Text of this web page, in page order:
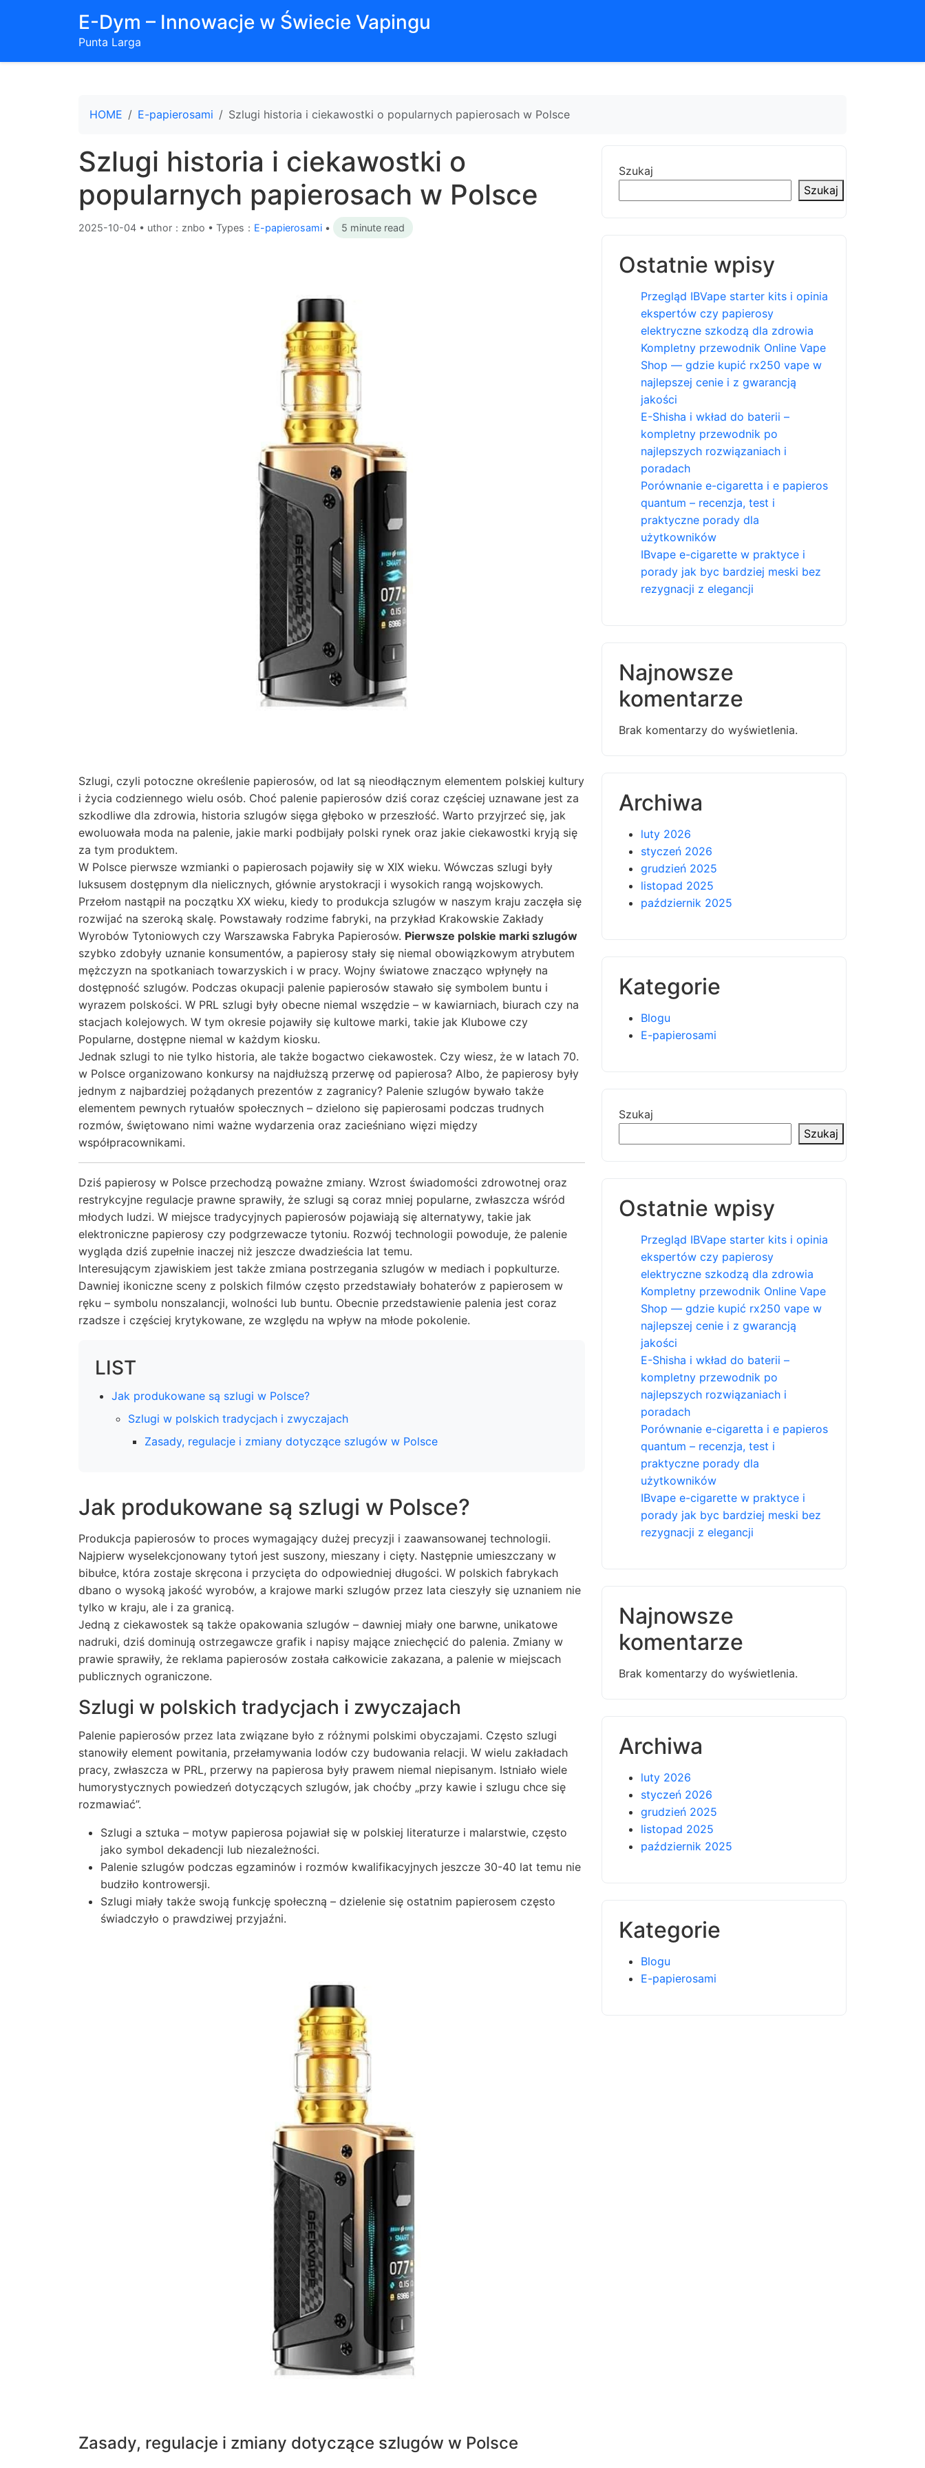
E-Dym – Innowacje w Świecie Vapingu
Punta Larga
HOME E-papierosami Szlugi historia i ciekawostki o popularnych papierosach w Polsce
Szlugi historia i ciekawostki o
popularnych papierosach w Polsce
2025-10-04 • uthor：znbo • Types： E-papierosami • 5 minute read
Szlugi, czyli potoczne określenie papierosów, od lat są nieodłącznym elementem polskiej kultury
i życia codziennego wielu osób. Choć palenie papierosów dziś coraz częściej uznawane jest za
szkodliwe dla zdrowia, historia szlugów sięga głęboko w przeszłość. Warto przyjrzeć się, jak
ewoluowała moda na palenie, jakie marki podbijały polski rynek oraz jakie ciekawostki kryją się
za tym produktem.
W Polsce pierwsze wzmianki o papierosach pojawiły się w XIX wieku. Wówczas szlugi były
luksusem dostępnym dla nielicznych, głównie arystokracji i wysokich rangą wojskowych.
Przełom nastąpił na początku XX wieku, kiedy to produkcja szlugów w naszym kraju zaczęła się
rozwijać na szeroką skalę. Powstawały rodzime fabryki, na przykład Krakowskie Zakłady
Wyrobów Tytoniowych czy Warszawska Fabryka Papierosów. Pierwsze polskie marki szlugów
szybko zdobyły uznanie konsumentów, a papierosy stały się niemal obowiązkowym atrybutem
mężczyzn na spotkaniach towarzyskich i w pracy. Wojny światowe znacząco wpłynęły na
dostępność szlugów. Podczas okupacji palenie papierosów stawało się symbolem buntu i
wyrazem polskości. W PRL szlugi były obecne niemal wszędzie – w kawiarniach, biurach czy na
stacjach kolejowych. W tym okresie pojawiły się kultowe marki, takie jak Klubowe czy
Popularne, dostępne niemal w każdym kiosku.
Jednak szlugi to nie tylko historia, ale także bogactwo ciekawostek. Czy wiesz, że w latach 70.
w Polsce organizowano konkursy na najdłuższą przerwę od papierosa? Albo, że papierosy były
jednym z najbardziej pożądanych prezentów z zagranicy? Palenie szlugów bywało także
elementem pewnych rytuałów społecznych – dzielono się papierosami podczas trudnych
rozmów, świętowano nimi ważne wydarzenia oraz zacieśniano więzi między
współpracownikami.
Dziś papierosy w Polsce przechodzą poważne zmiany. Wzrost świadomości zdrowotnej oraz
restrykcyjne regulacje prawne sprawiły, że szlugi są coraz mniej popularne, zwłaszcza wśród
młodych ludzi. W miejsce tradycyjnych papierosów pojawiają się alternatywy, takie jak
elektroniczne papierosy czy podgrzewacze tytoniu. Rozwój technologii powoduje, że palenie
wygląda dziś zupełnie inaczej niż jeszcze dwadzieścia lat temu.
Interesującym zjawiskiem jest także zmiana postrzegania szlugów w mediach i popkulturze.
Dawniej ikoniczne sceny z polskich filmów często przedstawiały bohaterów z papierosem w
ręku – symbolu nonszalancji, wolności lub buntu. Obecnie przedstawienie palenia jest coraz
rzadsze i częściej krytykowane, ze względu na wpływ na młode pokolenie.
LIST
Jak produkowane są szlugi w Polsce?
Szlugi w polskich tradycjach i zwyczajach
Zasady, regulacje i zmiany dotyczące szlugów w Polsce
Jak produkowane są szlugi w Polsce?
Produkcja papierosów to proces wymagający dużej precyzji i zaawansowanej technologii.
Najpierw wyselekcjonowany tytoń jest suszony, mieszany i cięty. Następnie umieszczany w
bibułce, która zostaje skręcona i przycięta do odpowiedniej długości. W polskich fabrykach
dbano o wysoką jakość wyrobów, a krajowe marki szlugów przez lata cieszyły się uznaniem nie
tylko w kraju, ale i za granicą.
Jedną z ciekawostek są także opakowania szlugów – dawniej miały one barwne, unikatowe
nadruki, dziś dominują ostrzegawcze grafik i napisy mające zniechęcić do palenia. Zmiany w
prawie sprawiły, że reklama papierosów została całkowicie zakazana, a palenie w miejscach
publicznych ograniczone.
Szlugi w polskich tradycjach i zwyczajach
Palenie papierosów przez lata związane było z różnymi polskimi obyczajami. Często szlugi
stanowiły element powitania, przełamywania lodów czy budowania relacji. W wielu zakładach
pracy, zwłaszcza w PRL, przerwy na papierosa były prawem niemal niepisanym. Istniało wiele
humorystycznych powiedzeń dotyczących szlugów, jak choćby „przy kawie i szlugu chce się
rozmawiać”.
Szlugi a sztuka – motyw papierosa pojawiał się w polskiej literaturze i malarstwie, często
jako symbol dekadencji lub niezależności.
Palenie szlugów podczas egzaminów i rozmów kwalifikacyjnych jeszcze 30-40 lat temu nie
budziło kontrowersji.
Szlugi miały także swoją funkcję społeczną – dzielenie się ostatnim papierosem często
świadczyło o prawdziwej przyjaźni.
Zasady, regulacje i zmiany dotyczące szlugów w Polsce
Szukaj
Szukaj
Ostatnie wpisy
Przegląd IBVape starter kits i opinia
ekspertów czy papierosy
elektryczne szkodzą dla zdrowia
Kompletny przewodnik Online Vape
Shop — gdzie kupić rx250 vape w
najlepszej cenie i z gwarancją
jakości
E-Shisha i wkład do baterii –
kompletny przewodnik po
najlepszych rozwiązaniach i
poradach
Porównanie e-cigaretta i e papieros
quantum – recenzja, test i
praktyczne porady dla
użytkowników
IBvape e-cigarette w praktyce i
porady jak byc bardziej meski bez
rezygnacji z elegancji
Najnowsze
komentarze
Brak komentarzy do wyświetlenia.
Archiwa
luty 2026
styczeń 2026
grudzień 2025
listopad 2025
październik 2025
Kategorie
Blogu
E-papierosami
Szukaj
Szukaj
Ostatnie wpisy
Przegląd IBVape starter kits i opinia
ekspertów czy papierosy
elektryczne szkodzą dla zdrowia
Kompletny przewodnik Online Vape
Shop — gdzie kupić rx250 vape w
najlepszej cenie i z gwarancją
jakości
E-Shisha i wkład do baterii –
kompletny przewodnik po
najlepszych rozwiązaniach i
poradach
Porównanie e-cigaretta i e papieros
quantum – recenzja, test i
praktyczne porady dla
użytkowników
IBvape e-cigarette w praktyce i
porady jak byc bardziej meski bez
rezygnacji z elegancji
Najnowsze
komentarze
Brak komentarzy do wyświetlenia.
Archiwa
luty 2026
styczeń 2026
grudzień 2025
listopad 2025
październik 2025
Kategorie
Blogu
E-papierosami